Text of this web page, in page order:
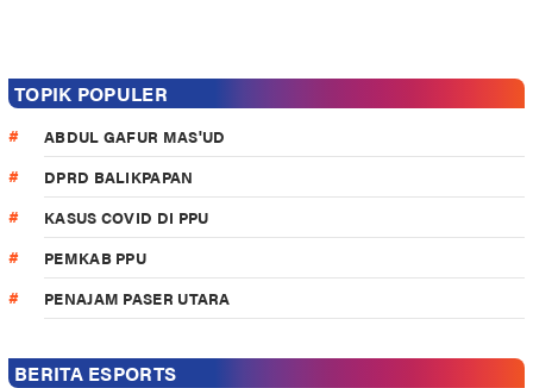
TOPIK POPULER
ABDUL GAFUR MAS'UD
DPRD BALIKPAPAN
KASUS COVID DI PPU
PEMKAB PPU
PENAJAM PASER UTARA
BERITA ESPORTS